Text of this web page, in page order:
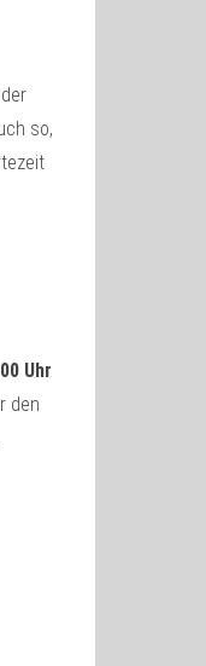
so,
Uhr
den